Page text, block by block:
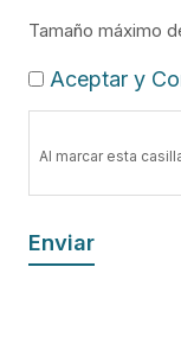
Tamaño máximo
Consent
Aceptar y
Al marcar esta
Enviar